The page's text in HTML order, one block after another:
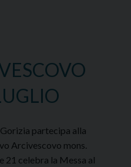
partecipa alla
Arcivescovo mons.
21 celebra la Messa al